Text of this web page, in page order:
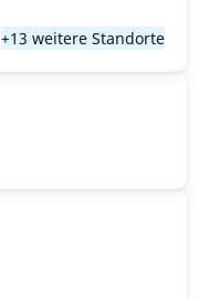
+13 weitere Standorte